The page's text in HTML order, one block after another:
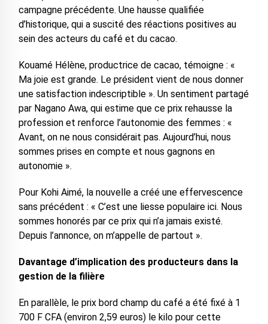
campagne précédente. Une hausse qualifiée
d’historique, qui a suscité des réactions positives au
sein des acteurs du café et du cacao.
Kouamé Hélène, productrice de cacao, témoigne : «
Ma joie est grande. Le président vient de nous donner
une satisfaction indescriptible ». Un sentiment partagé
par Nagano Awa, qui estime que ce prix rehausse la
profession et renforce l’autonomie des femmes : «
Avant, on ne nous considérait pas. Aujourd’hui, nous
sommes prises en compte et nous gagnons en
autonomie ».
Pour Kohi Aimé, la nouvelle a créé une effervescence
sans précédent : « C’est une liesse populaire ici. Nous
sommes honorés par ce prix qui n’a jamais existé.
Depuis l’annonce, on m’appelle de partout ».
Davantage d’implication des producteurs dans la
gestion de la filière
En parallèle, le prix bord champ du café a été fixé à 1
700 F CFA (environ 2,59 euros) le kilo pour cette